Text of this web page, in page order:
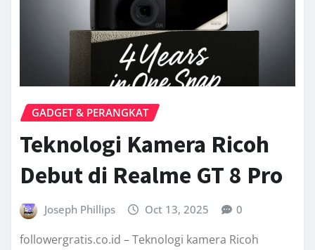
GADGET & PERANGKAT
Teknologi Kamera Ricoh
Debut di Realme GT 8 Pro
Joseph Phillips Oct 13, 2025 0
followergratis.co.id – Teknologi kamera Ricoh